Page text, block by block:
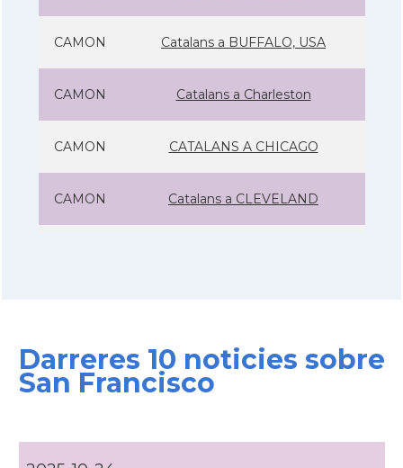
CAMON Catalans a BUFFALO, USA
CAMON Catalans a Charleston
CAMON CATALANS A CHICAGO
CAMON Catalans a CLEVELAND
CAMON Catalans a CONNECTICUT
CAMON
Darreres 10 noticies sobre
San Francisco